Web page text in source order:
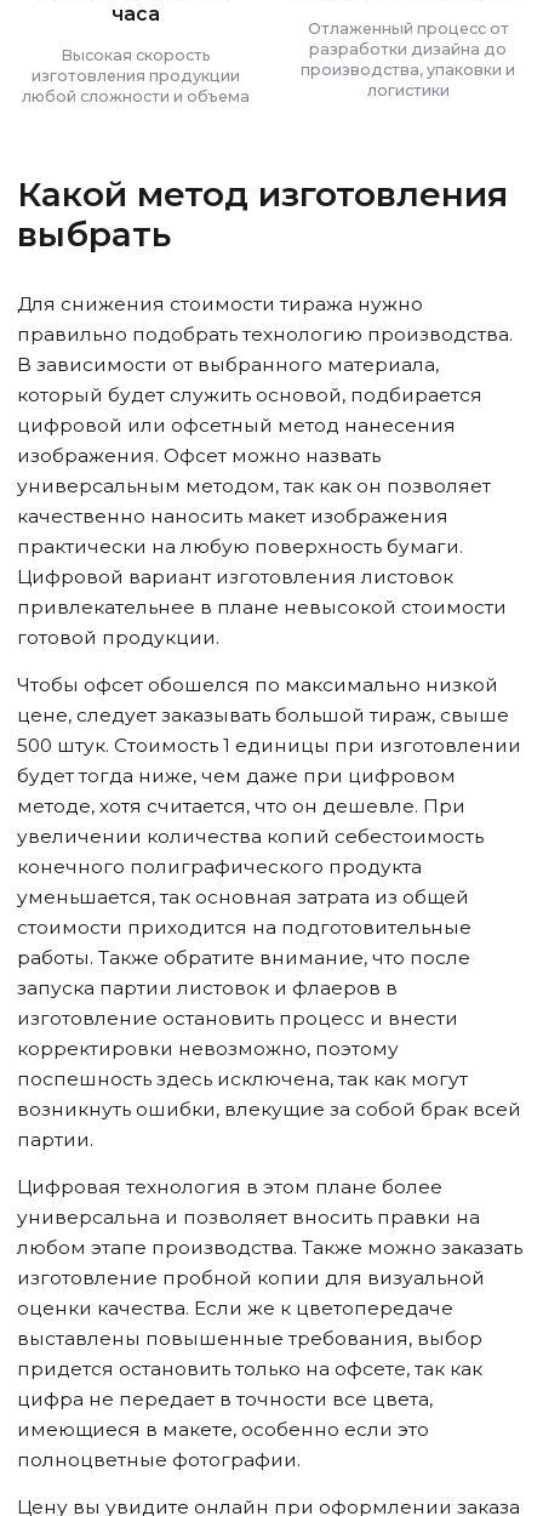
часа
Высокая скорость
изготовления продукции
любой сложности и объема
Отлаженный процесс от
разработки дизайна до
производства, упаковки и
логистики
Какой метод изготовления
выбрать
Для снижения стоимости тиража нужно
правильно подобрать технологию производства.
В зависимости от выбранного материала,
который будет служить основой, подбирается
цифровой или офсетный метод нанесения
изображения. Офсет можно назвать
универсальным методом, так как он позволяет
качественно наносить макет изображения
практически на любую поверхность бумаги.
Цифровой вариант изготовления листовок
привлекательнее в плане невысокой стоимости
готовой продукции.
Чтобы офсет обошелся по максимально низкой
цене, следует заказывать большой тираж, свыше
500 штук. Стоимость 1 единицы при изготовлении
будет тогда ниже, чем даже при цифровом
методе, хотя считается, что он дешевле. При
увеличении количества копий себестоимость
конечного полиграфического продукта
уменьшается, так основная затрата из общей
стоимости приходится на подготовительные
работы. Также обратите внимание, что после
запуска партии листовок и флаеров в
изготовление остановить процесс и внести
корректировки невозможно, поэтому
поспешность здесь исключена, так как могут
возникнуть ошибки, влекущие за собой брак всей
партии.
Цифровая технология в этом плане более
универсальна и позволяет вносить правки на
любом этапе производства. Также можно заказать
изготовление пробной копии для визуальной
оценки качества. Если же к цветопередаче
выставлены повышенные требования, выбор
придется остановить только на офсете, так как
цифра не передает в точности все цвета,
имеющиеся в макете, особенно если это
полноцветные фотографии.
Цену вы увидите онлайн при оформлении заказа